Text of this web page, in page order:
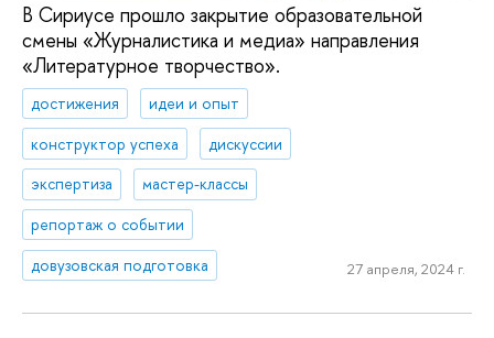
В Сириусе прошло закрытие образовательной
смены «Журналистика и медиа» направления
«Литературное творчество».
достижения
идеи и опыт
конструктор успеха
дискуссии
экспертиза
мастер-классы
репортаж о событии
довузовская подготовка
27 апреля, 2024 г.